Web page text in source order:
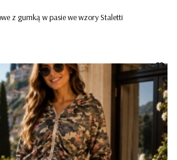
z gumką w pasie we wzory Staletti